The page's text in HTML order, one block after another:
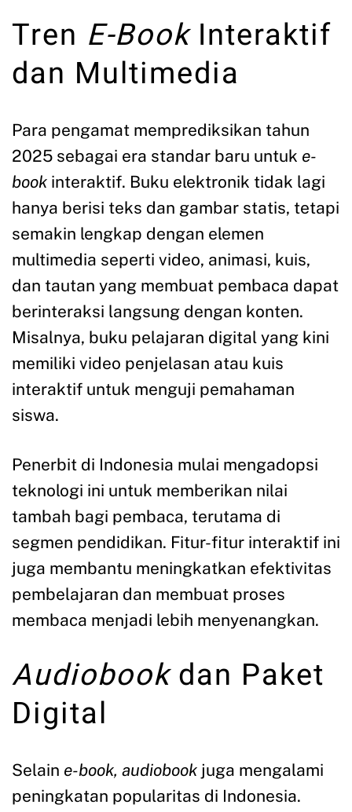
Tren E-BookInteraktif
dan Multimedia
Para pengamat memprediksikan tahun
2025 sebagai era standar baru untuk e-
book interaktif. Buku elektronik tidak lagi
hanya berisi teks dan gambar statis, tetapi
semakin lengkap dengan elemen
multimedia seperti video, animasi, kuis,
dan tautan yang membuat pembaca dapat
berinteraksi langsung dengan konten.
Misalnya, buku pelajaran digital yang kini
memiliki video penjelasan atau kuis
interaktif untuk menguji pemahaman
siswa.
Penerbit di Indonesia mulai mengadopsi
teknologi ini untuk memberikan nilai
tambah bagi pembaca, terutama di
segmen pendidikan. Fitur-fitur interaktif ini
juga membantu meningkatkan efektivitas
pembelajaran dan membuat proses
membaca menjadi lebih menyenangkan.
Audiobookdan Paket
Digital
Selain e-book, audiobook juga mengalami
peningkatan popularitas di Indonesia.